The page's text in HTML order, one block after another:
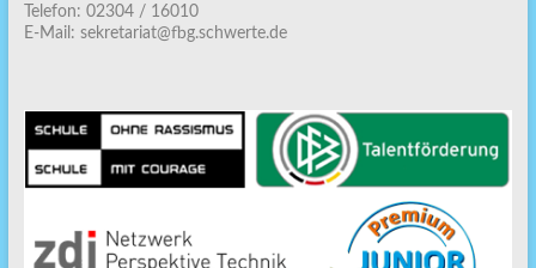
Telefon: 02304 / 16010
E-Mail: sekretariat@fbg.schwerte.de